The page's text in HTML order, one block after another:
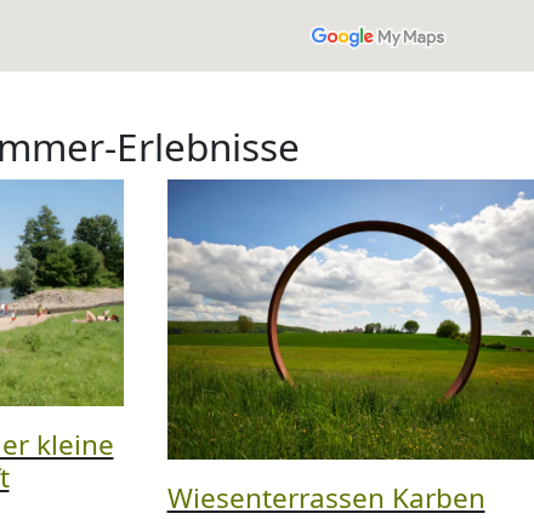
Erlebnisse
kleine
Wiesenterrassen Karben